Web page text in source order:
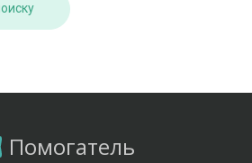
Помогатель